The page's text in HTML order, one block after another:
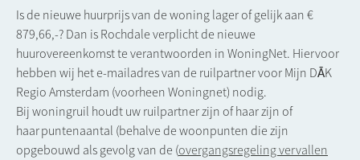
Is de nieuwe huurprijs van de woning lager of gelijk aan €
879,66,-? Dan is Rochdale verplicht de nieuwe
huurovereenkomst te verantwoorden in WoningNet. Hiervoor
hebben wij het e-mailadres van de ruilpartner voor Mijn DĀK
Regio Amsterdam (voorheen Woningnet) nodig.
Bij woningruil houdt uw ruilpartner zijn of haar zijn of
haar puntenaantal (behalve de woonpunten die zijn
opgebouwd als gevolg van de (overgangsregeling vervallen